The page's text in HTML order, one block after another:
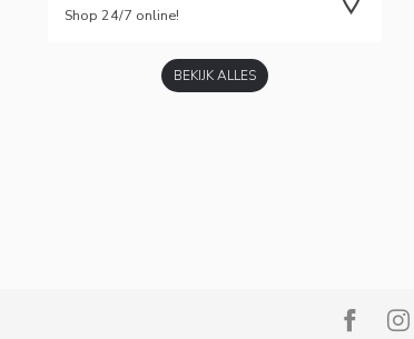
Shop 24/7 online!
BEKIJK ALLES